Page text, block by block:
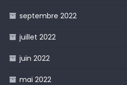
septembre 2022
juillet 2022
juin 2022
mai 2022